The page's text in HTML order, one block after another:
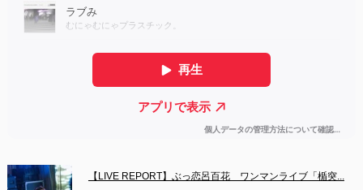
【LIVE REPORT】ぶっ恋呂百花　ワンマンライブ「楯突...